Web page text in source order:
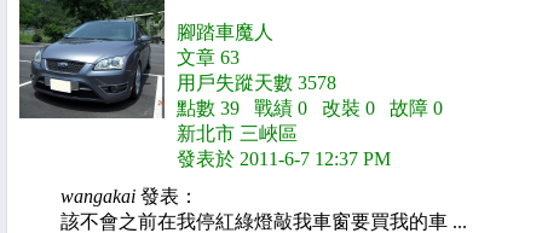
腳踏車魔人
文章 63
用戶失蹤天數 3578
點數 39 戰績 0 改裝 0 故障 0
新北市 三峽區
發表於 2011-6-7 12:37 PM
wangakai 發表：
該不會之前在我停紅綠燈敲我車窗要買我的車 ...